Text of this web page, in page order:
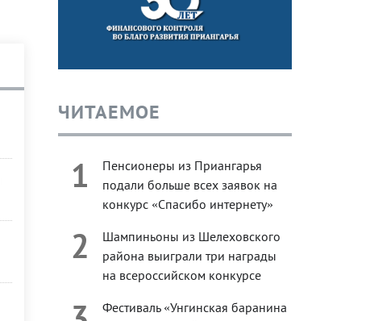
ЧИТАЕМОЕ
1
Пенсионеры из Приангарья
подали больше всех заявок на
конкурс «Спасибо интернету»
2
Шампиньоны из Шелеховского
района выиграли три награды
на всероссийском конкурсе
Фестиваль «Унгинская баранина